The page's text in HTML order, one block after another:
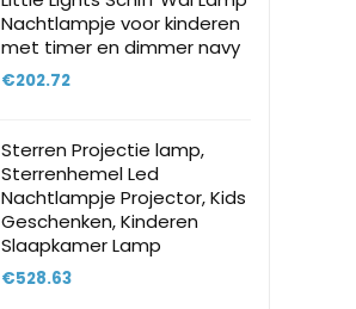
Nachtlampje voor kinderen
met timer en dimmer navy
€202.72
Sterren Projectie lamp,
Sterrenhemel Led
Nachtlampje Projector, Kids
Geschenken, Kinderen
Slaapkamer Lamp
€528.63